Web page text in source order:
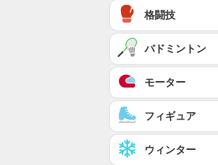
格闘技
バドミントン
モーター
フィギュア
ウィンター